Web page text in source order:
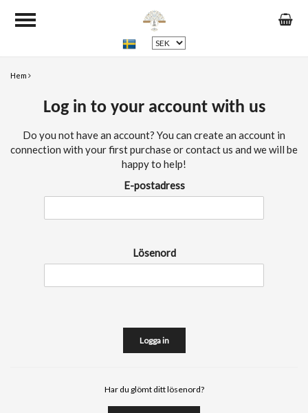
Hem
Log in to your account with us
Do you not have an account? You can create an account in
connection with your first purchase or contact us and we will be
happy to help!
E-postadress
Lösenord
Har du glömt ditt lösenord?